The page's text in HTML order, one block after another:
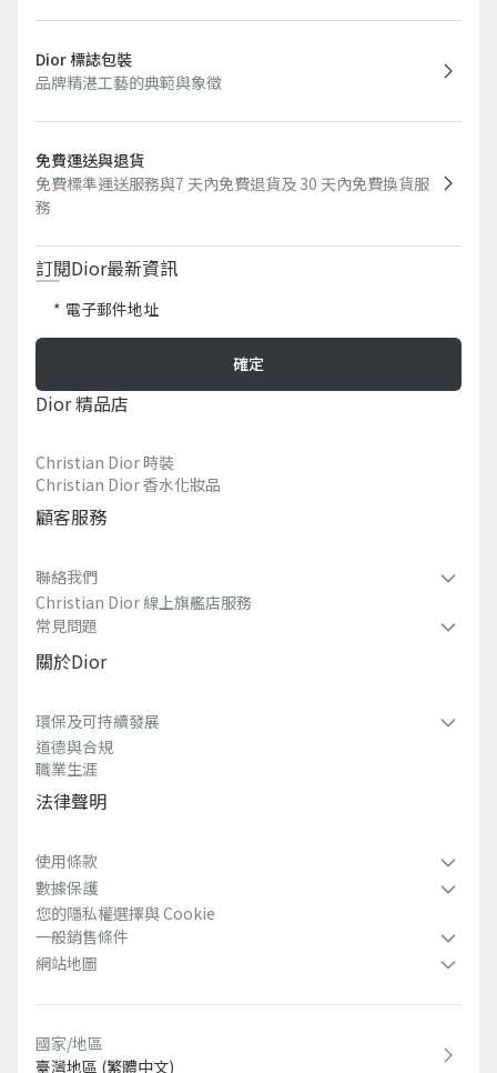
Dior 標誌包裝
品牌精湛工藝的典範與象徵
免費運送與退貨
免費標準運送服務與7 天內免費退貨及 30 天內免費換貨服
務​
訂閱Dior最新資訊​
電子郵件地址
確定
Dior 精品店
Christian Dior 時裝
Christian Dior 香水化妝品
顧客服務
聯絡我們​
Christian Dior 線上旗艦店服務​
常見問題​
關於dior
環保及可持續發展​
道德與合規
職業生涯
法律聲明
使用條款
數據保護
您的隱私權選擇與 Cookie
一般銷售條件
網站地圖
國家/地區
臺灣地區 (繁體中文)